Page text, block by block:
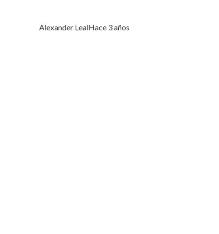
Alexander LealHace 3 años